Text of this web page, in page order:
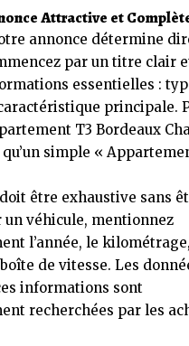
Attractive et
annonce détermine
par un titre clair
essentielles :
principale.
T3 Bordeaux
simple «
être exhaustive sans
un véhicule, mentionnez
l’année, le
de vitesse. Les
informations sont
recherchées par les